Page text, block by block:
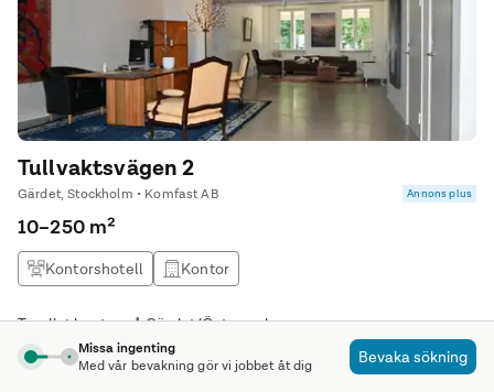
Tullvaktsvägen 2
Gärdet, Stockholm • Komfast AB Annons plus
10–250 m²
Kontorshotell Kontor
Trevligt kontor på Gärdet/Östermalm
Missa ingenting
Med vår bevakning gör vi jobbet åt dig
Bevaka sökning